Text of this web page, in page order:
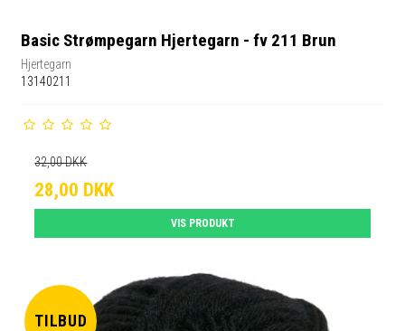
Basic Strømpegarn Hjertegarn - fv 211 Brun
Hjertegarn
13140211
32,00 DKK
28,00 DKK
VIS PRODUKT
TILBUD